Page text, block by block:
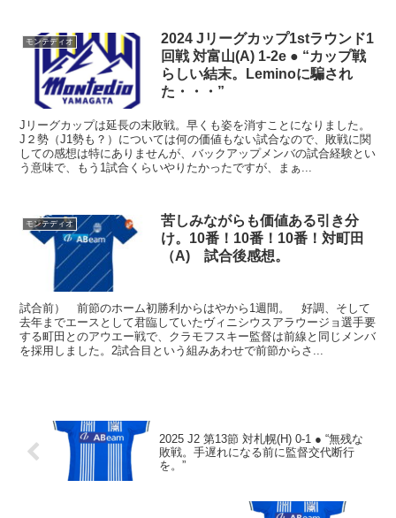
モンテディオ
2024 Jリーグカップ1stラウンド1
回戦 対富山(A) 1-2e ● “カップ戦
らしい結末。Leminoに騙され
た・・・”
Jリーグカップは延長の末敗戦。早くも姿を消すことになりました。
J２勢（J1勢も？）については何の価値もない試合なので、敗戦に関
しての感想は特にありませんが、バックアップメンバの試合経験とい
う意味で、もう1試合くらいやりたかったですが、まぁ...
モンテディオ
苦しみながらも価値ある引き分
け。10番！10番！10番！対町田
（A) 試合後感想。
試合前） 前節のホーム初勝利からはやから1週間。 好調、そして
去年までエースとして君臨していたヴィニシウスアラウージョ選手要
する町田とのアウエー戦で、クラモフスキー監督は前線と同じメンバ
を採用しました。2試合目という組みあわせで前節からさ...
2025 J2 第13節 対札幌(H) 0-1 ● “無残な
敗戦。手遅れになる前に監督交代断行
を。”